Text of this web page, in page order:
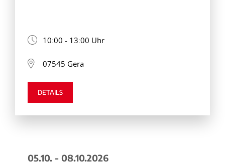
10:00 - 13:00 Uhr
07545 Gera
DETAILS
05.10. - 08.10.2026